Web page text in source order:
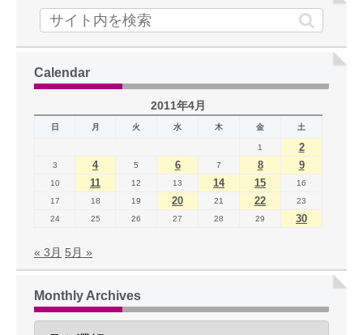
Calendar
2011年4月
日 月 火 水 木 金 土
1 2
3 4 5 6 7 8 9
10 11 12 13 14 15
16
17
18 19 20 21 22
23
24
25 26 27 28 29 30
« 3月 5月 »
Monthly Archives